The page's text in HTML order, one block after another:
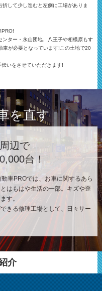
折して少し進むと左側に工場がありま
PRO!
ター・永山団地、八王子や相模原もす
車が必要となっています!この土地で20
いをさせていただきます!
を直す
辺で
台！
車PROでは、お車に関するあら
はもはや生活の一部。キズや歪
す。
きる修理工場として、日々サー
介